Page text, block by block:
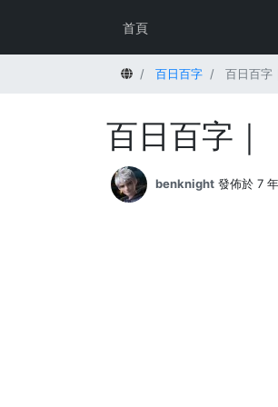
首頁
首頁 百日百字 百日百字
百日百字｜
benknight 發佈於 7